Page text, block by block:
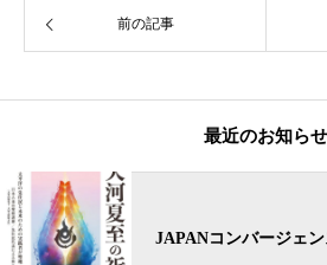
前の記事
最近のお知らせ
JAPANコンバージェン